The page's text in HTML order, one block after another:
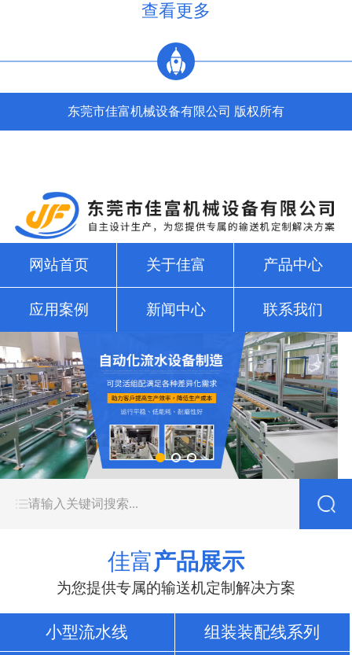
U, V, W接电动机，3，4接调速电机的F1, F2。5，6...
查看更多
东莞市佳富机械设备有限公司 版权所有
网站首页 关于佳富 产品中心
应用案例 新闻中心 联系我们
佳富产品展示
为您提供专属的输送机定制解决方案
小型流水线 组装装配线系列